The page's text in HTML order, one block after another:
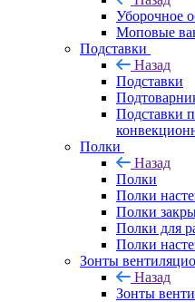
Уборочное
Моповые
Подставки
Назад
Подставки
Подставки
Полки
Назад
Полки
Полки
Полки
Полки для
Полки
Зонты
Назад
Зонты